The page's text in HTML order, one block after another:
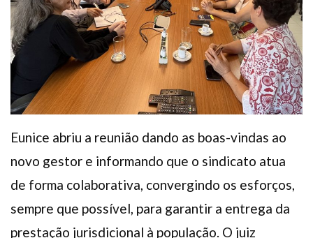
Eunice abriu a reunião dando as boas-vindas ao
novo gestor e informando que o sindicato atua
de forma colaborativa, convergindo os esforços,
sempre que possível, para garantir a entrega da
prestação jurisdicional à população. O juiz